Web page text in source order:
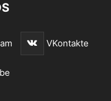
VKontakte